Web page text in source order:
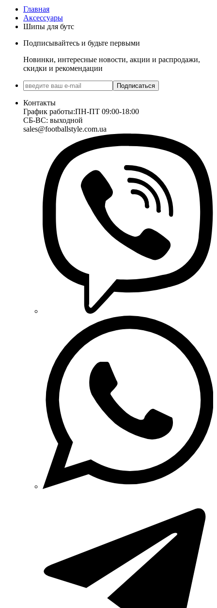
Главная
Аксессуары
Шипы для бутс
Подписывайтесь и будьте первыми
Новинки, интересные новости, акции и распродажи,
скидки и рекомендации
Подписаться
Контакты
График работы:ПН-ПТ 09:00-18:00
СБ-ВС: выходной
sales@footballstyle.com.ua